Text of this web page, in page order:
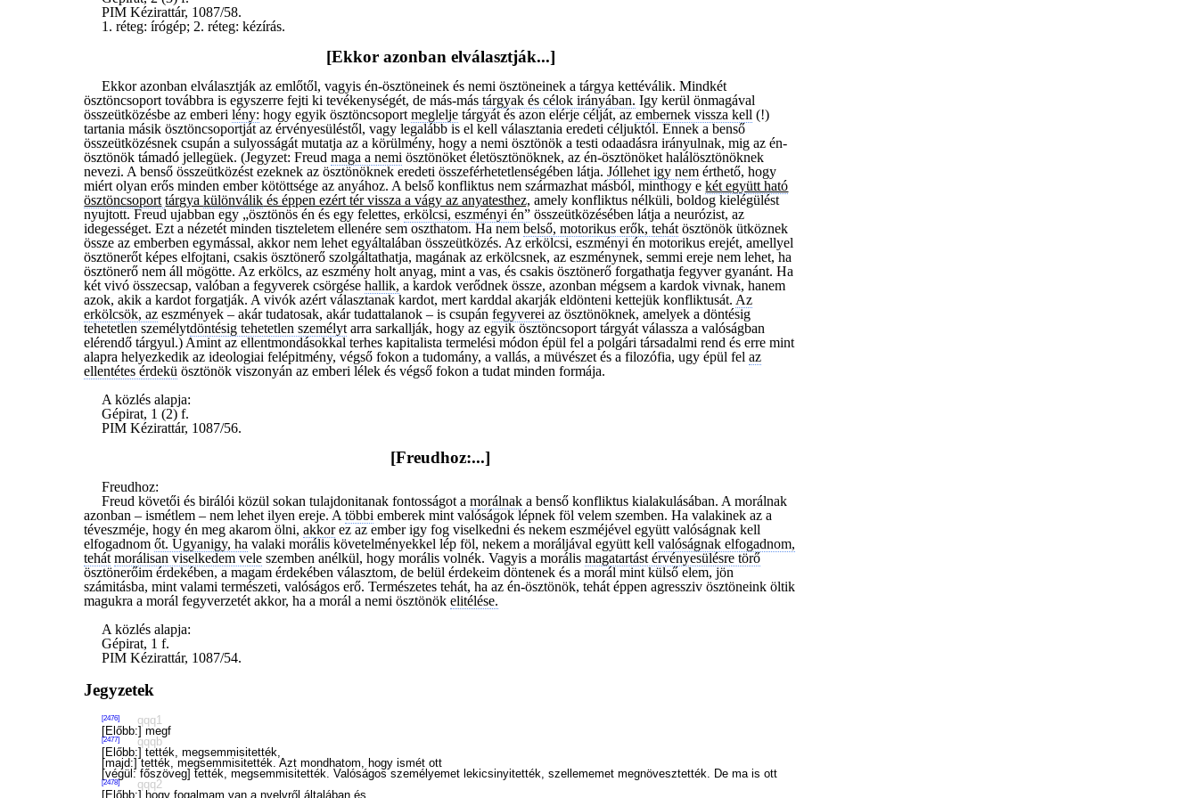
PIM Kézirattár, 1087/58.
1. réteg: írógép; 2. réteg: kézírás.
[Ekkor azonban elválasztják...]
Ekkor azonban elválasztják az emlőtől, vagyis én-ösztöneinek és nemi ösztöneinek a tárgya kettéválik. Mindkét
ösztöncsoport továbbra is egyszerre fejti ki tevékenységét, de más-mástárgyak és célok irányában. Igy kerül önmagával
összeütközésbe az emberilény: hogy egyik ösztöncsoportmeglelje tárgyát és azon elérje célját, azembernek vissza kell (!)
tartania másik ösztöncsoportját az érvényesüléstől, vagy legalább is el kell választania eredeti céljuktól. Ennek a benső
összeütközésnek csupán a sulyosságát mutatja az a körülmény, hogy a nemi ösztönök a testi odaadásra irányulnak, mig az én-
ösztönök támadó jellegüek. (Jegyzet: Freudmaga a nemi ösztönöket életösztönöknek, az én-ösztönöket halálösztönöknek
nevezi. A benső összeütközést ezeknek az ösztönöknek eredeti összeférhetetlenségében látja.Jóllehet igy nem érthető, hogy
miért olyan erős minden ember kötöttsége az anyához. A belső konfliktus nem származhat másból, minthogy ekét együtt ható
ösztöncsoport tárgyakülönválik és éppen ezért tér vissza a vágy az anyatesthez, amely konfliktus nélküli, boldog kielégülést
nyujtott. Freud ujabban egy „ösztönös én és egy felettes,erkölcsi, eszményi én” összeütközésében látja a neurózist, az
idegességet. Ezt a nézetét minden tiszteletem ellenére sem oszthatom. Ha nembelső, motorikus erők, tehát ösztönök ütköznek
össze az emberben egymással, akkor nem lehet egyáltalában összeütközés. Az erkölcsi, eszményi én motorikus erejét, amellyel
ösztönerőt képes elfojtani, csakis ösztönerő szolgáltathatja, magának az erkölcsnek, az eszménynek, semmi ereje nem lehet, ha
ösztönerő nem áll mögötte. Az erkölcs, az eszmény holt anyag, mint a vas, és csakis ösztönerő forgathatja fegyver gyanánt. Ha
két vivó összecsap, valóban a fegyverek csörgésehallik, a kardok verődnek össze, azonban mégsem a kardok vivnak, hanem
azok, akik a kardot forgatják. A vivók azért választanak kardot, mert karddal akarják eldönteni kettejük konfliktusát. Az
erkölcsök, az eszmények – akár tudatosak, akár tudattalanok – is csupánfegyverei az ösztönöknek, amelyek a döntésig
tehetetlen személytdöntésig tehetetlen személyt arra sarkallják, hogy az egyik ösztöncsoport tárgyát válassza a valóságban
elérendő tárgyul.) Amint az ellentmondásokkal terhes kapitalista termelési módon épül fel a polgári társadalmi rend és erre mint
alapra helyezkedik az ideologiai felépitmény, végső fokon a tudomány, a vallás, a müvészet és a filozófia, ugy épül felaz
ellentétes érdekü ösztönök viszonyán az emberi lélek és végső fokon a tudat minden formája.
A közlés alapja:
Gépirat, 1 (2) f.
PIM Kézirattár, 1087/56.
[Freudhoz:...]
Freudhoz:
Freud követői és birálói közül sokan tulajdonitanak fontosságot amorálnak a benső konfliktus kialakulásában. A morálnak
azonban – ismétlem – nem lehet ilyen ereje. Atöbbi emberek mint valóságok lépnek föl velem szemben. Ha valakinek az a
téveszméje, hogy én meg akarom ölni,akkorez az ember igy fog viselkedni és nekem eszméjével együtt valóságnak kell
elfogadnomőt. Ugyanigy, ha valaki morális követelményekkel lép föl, nekem a moráljával együtt kellvalóságnak elfogadnom,
tehát morálisan viselkedem vele szemben anélkül, hogy morális volnék. Vagyis a morálismagatartást érvényesülésre törő
ösztönerőim érdekében, a magam érdekében választom, de belül érdekeim döntenek és a morál mint külső elem, jön
számitásba, mint valami természeti, valóságos erő. Természetes tehát, ha az én-ösztönök, tehát éppen agressziv ösztöneink öltik
magukra a morál fegyverzetét akkor, ha a morál a nemi ösztönökelitélése.
A közlés alapja:
Gépirat, 1 f.
PIM Kézirattár, 1087/54.
Jegyzetek
[2476]
qqq1
[Előbb:] megf
[2477]
qqqb
[Előbb:] tették, megsemmisitették,
[majd:] tették, megsemmisitették. Azt mondhatom, hogy ismét ott
[végül: főszöveg] tették, megsemmisitették. Valóságos személyemet lekicsinyitették, szellememet megnövesztették. De ma is ott
[2478]
qqq2
[Előbb:] hogy fogalmam van a nyelvről általában és